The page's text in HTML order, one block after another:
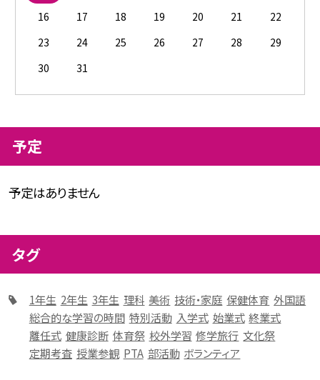
16
17 18 19 20 21
22
23
24 25 26 27 28
29
30
31
予定
予定はありません
タグ
1年生 2年生 3年生 理科 美術 技術・家庭 保健体育 外国語
総合的な学習の時間 特別活動 入学式 始業式 終業式
離任式 健康診断 体育祭 校外学習 修学旅行 文化祭
定期考査 授業参観 PTA 部活動 ボランティア